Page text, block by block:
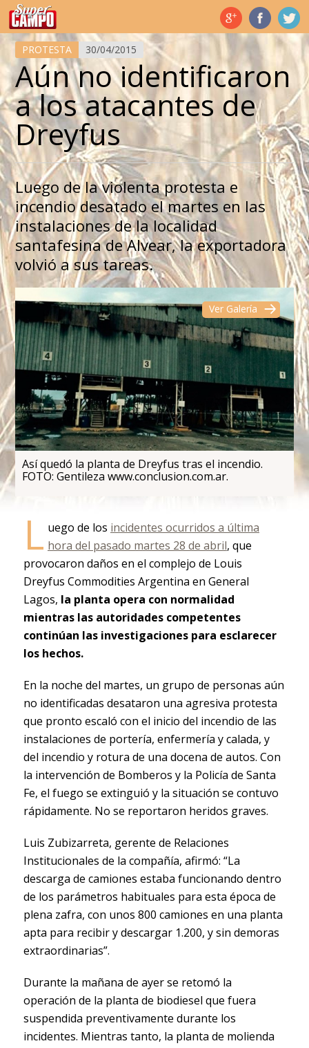
Temas de hoy
PROTESTA 30/04/2015
Aún no identificaron
a los atacantes de
Dreyfus
Luego de la violenta protesta e
incendio desatado el martes en las
instalaciones de la localidad
santafesina de Alvear, la exportadora
volvió a sus tareas.
Ver Galería
Así quedó la planta de Dreyfus tras el incendio.
FOTO: Gentileza www.conclusion.com.ar.
L uego de los incidentes ocurridos a última
hora del pasado martes 28 de abril, que
provocaron daños en el complejo de Louis
Dreyfus Commodities Argentina en General
Lagos, la planta opera con normalidad
mientras las autoridades competentes
continúan las investigaciones para esclarecer
los hechos.
En la noche del martes, un grupo de personas aún
no identificadas desataron una agresiva protesta
que pronto escaló con el inicio del incendio de las
instalaciones de portería, enfermería y calada, y
del incendio y rotura de una docena de autos. Con
la intervención de Bomberos y la Policía de Santa
Fe, el fuego se extinguió y la situación se contuvo
rápidamente. No se reportaron heridos graves.
Luis Zubizarreta, gerente de Relaciones
Institucionales de la compañía, afirmó: “La
descarga de camiones estaba funcionando dentro
de los parámetros habituales para esta época de
plena zafra, con unos 800 camiones en una planta
apta para recibir y descargar 1.200, y sin demoras
extraordinarias”.
Durante la mañana de ayer se retomó la
operación de la planta de biodiesel que fuera
suspendida preventivamente durante los
incidentes. Mientras tanto, la planta de molienda